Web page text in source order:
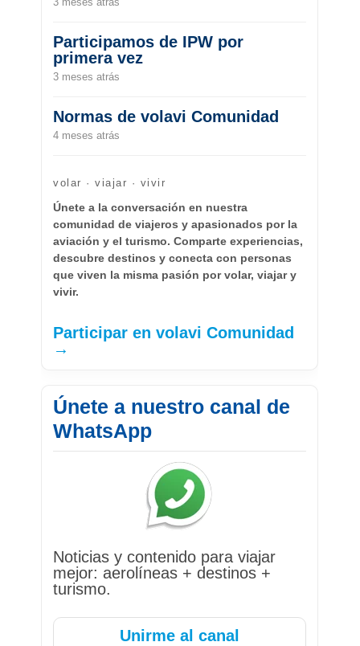
Participamos de IPW por
primera vez
3 meses atrás
Normas de volavi Comunidad
4 meses atrás
volar · viajar · vivir
Únete a la conversación en nuestra
comunidad de viajeros y apasionados por la
aviación y el turismo. Comparte experiencias,
descubre destinos y conecta con personas
que viven la misma pasión por volar, viajar y
vivir.
Participar en volavi Comunidad
→
Únete a nuestro canal de
WhatsApp
Noticias y contenido para viajar
mejor: aerolíneas + destinos +
turismo.
Unirme al canal